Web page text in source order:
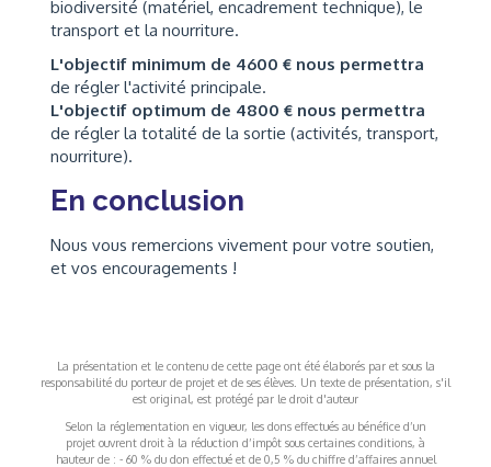
biodiversité (matériel, encadrement technique), le
transport et la nourriture.
L'objectif minimum de 4600 € nous permettra
de régler l'activité principale.
L'objectif optimum de 4800 € nous permettra
de régler la totalité de la sortie (activités, transport,
nourriture).
En conclusion
Nous vous remercions vivement pour votre soutien,
et vos encouragements !
La présentation et le contenu de cette page ont été élaborés par et sous la
responsabilité du porteur de projet et de ses élèves. Un texte de présentation, s'il
est original, est protégé par le droit d'auteur
Selon la réglementation en vigueur, les dons effectués au bénéfice d’un
projet ouvrent droit à la réduction d’impôt sous certaines conditions, à
hauteur de : - 60 % du don effectué et de 0,5 % du chiffre d’affaires annuel